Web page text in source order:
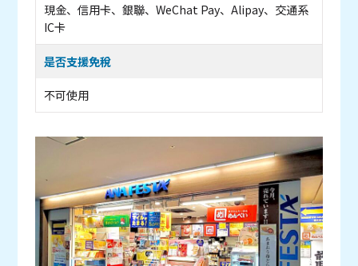
現金、信用卡、銀聯、WeChat Pay、Alipay、交通系
IC卡
是否支援免稅
不可使用